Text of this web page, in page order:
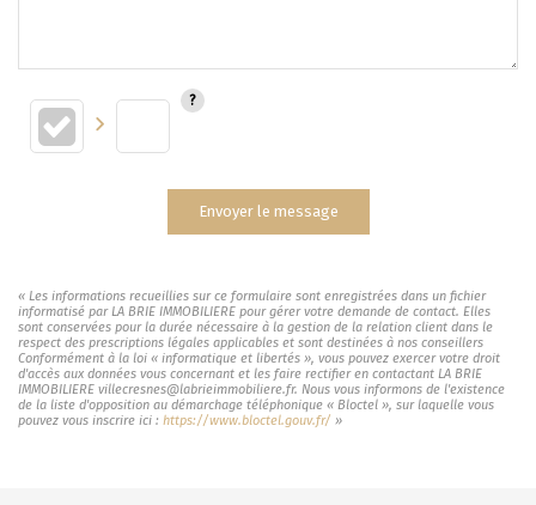
Envoyer le message
« Les informations recueillies sur ce formulaire sont enregistrées dans un fichier
informatisé par LA BRIE IMMOBILIERE pour gérer votre demande de contact. Elles
sont conservées pour la durée nécessaire à la gestion de la relation client dans le
respect des prescriptions légales applicables et sont destinées à nos conseillers
Conformément à la loi « informatique et libertés », vous pouvez exercer votre droit
d'accès aux données vous concernant et les faire rectifier en contactant LA BRIE
IMMOBILIERE villecresnes@labrieimmobiliere.fr. Nous vous informons de l'existence
de la liste d'opposition au démarchage téléphonique « Bloctel », sur laquelle vous
pouvez vous inscrire ici : https://www.bloctel.gouv.fr/ »